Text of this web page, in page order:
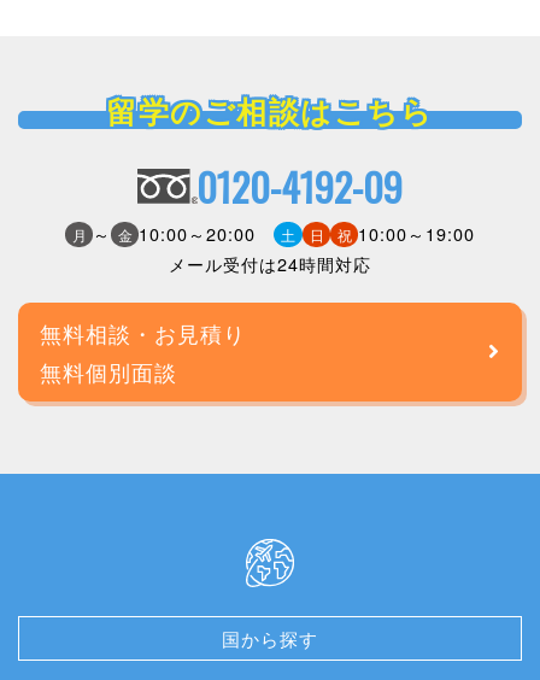
留学のご相談はこちら
0120-4192-09
月 ～ 金 10:00～20:00 土 日 祝 10:00～19:00
メール受付は24時間対応
無料相談・お見積り
無料個別面談
国から探す